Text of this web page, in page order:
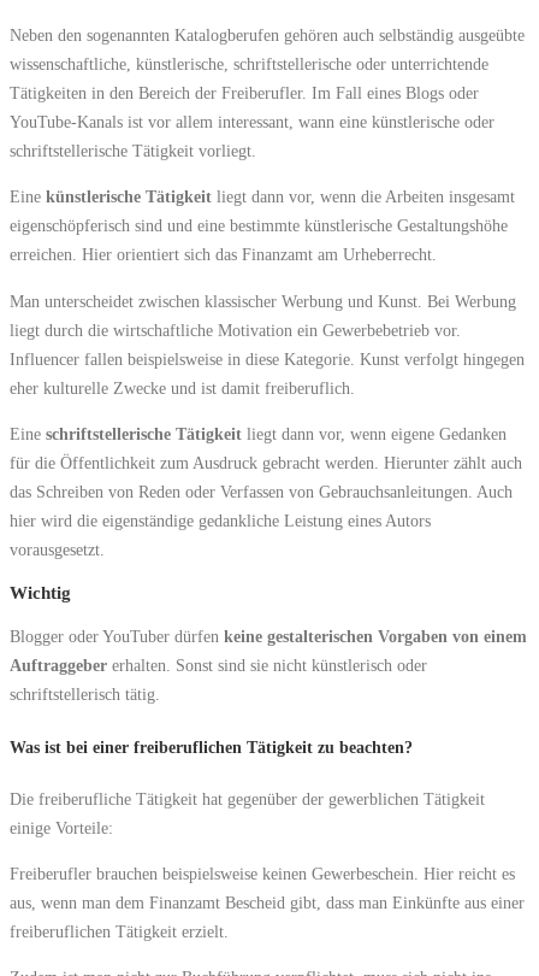
Neben den sogenannten Katalogberufen gehören auch selbständig ausgeübte
wissenschaftliche, künstlerische, schriftstellerische oder unterrichtende
Tätigkeiten in den Bereich der Freiberufler. Im Fall eines Blogs oder
YouTube-Kanals ist vor allem interessant, wann eine künstlerische oder
schriftstellerische Tätigkeit vorliegt.
Eine künstlerische Tätigkeit liegt dann vor, wenn die Arbeiten insgesamt
eigenschöpferisch sind und eine bestimmte künstlerische Gestaltungshöhe
erreichen. Hier orientiert sich das Finanzamt am Urheberrecht.
Man unterscheidet zwischen klassischer Werbung und Kunst. Bei Werbung
liegt durch die wirtschaftliche Motivation ein Gewerbebetrieb vor.
Influencer fallen beispielsweise in diese Kategorie. Kunst verfolgt hingegen
eher kulturelle Zwecke und ist damit freiberuflich.
Eine schriftstellerische Tätigkeit liegt dann vor, wenn eigene Gedanken
für die Öffentlichkeit zum Ausdruck gebracht werden. Hierunter zählt auch
das Schreiben von Reden oder Verfassen von Gebrauchsanleitungen. Auch
hier wird die eigenständige gedankliche Leistung eines Autors
vorausgesetzt.
Wichtig
Blogger oder YouTuber dürfen keine gestalterischen Vorgaben von einem
Auftraggeber erhalten. Sonst sind sie nicht künstlerisch oder
schriftstellerisch tätig.
Was ist bei einer freiberuflichen Tätigkeit zu beachten?
Die freiberufliche Tätigkeit hat gegenüber der gewerblichen Tätigkeit
einige Vorteile:
Freiberufler brauchen beispielsweise keinen Gewerbeschein. Hier reicht es
aus, wenn man dem Finanzamt Bescheid gibt, dass man Einkünfte aus einer
freiberuflichen Tätigkeit erzielt.